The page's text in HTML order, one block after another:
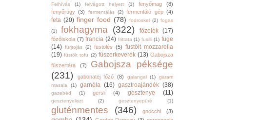
Felhívás
(1) felvágott helyett (1) fenyőmag
(8)
fenyőrügy (3) fermentálás (2) fermentáló gép (4)
feta (20) finger food (78) fodroskel (2) fogas
(1)
fokhagyma (322) főzelék (17)
főzőiskola (7) francia (24) frittata (1) fusilli (1) füge
(14) fürjtojás (2) füstölés (5) füstölt mozzarella
(19) füstölt tofu (2) fűszerkeverék (13) Gabojsza
fűszertára
(7)
Gabojsza péksége
(231)
gabonatej főző (8) galangal (1)
garam
masala
(1) garnéla (16) gasztroajándék (38)
gazebéd (1) gersli (4) gesztenye (11)
gesztenyeliszt (2) gesztenyepüré (1)
gluténmentes (346) gnocchi (3)